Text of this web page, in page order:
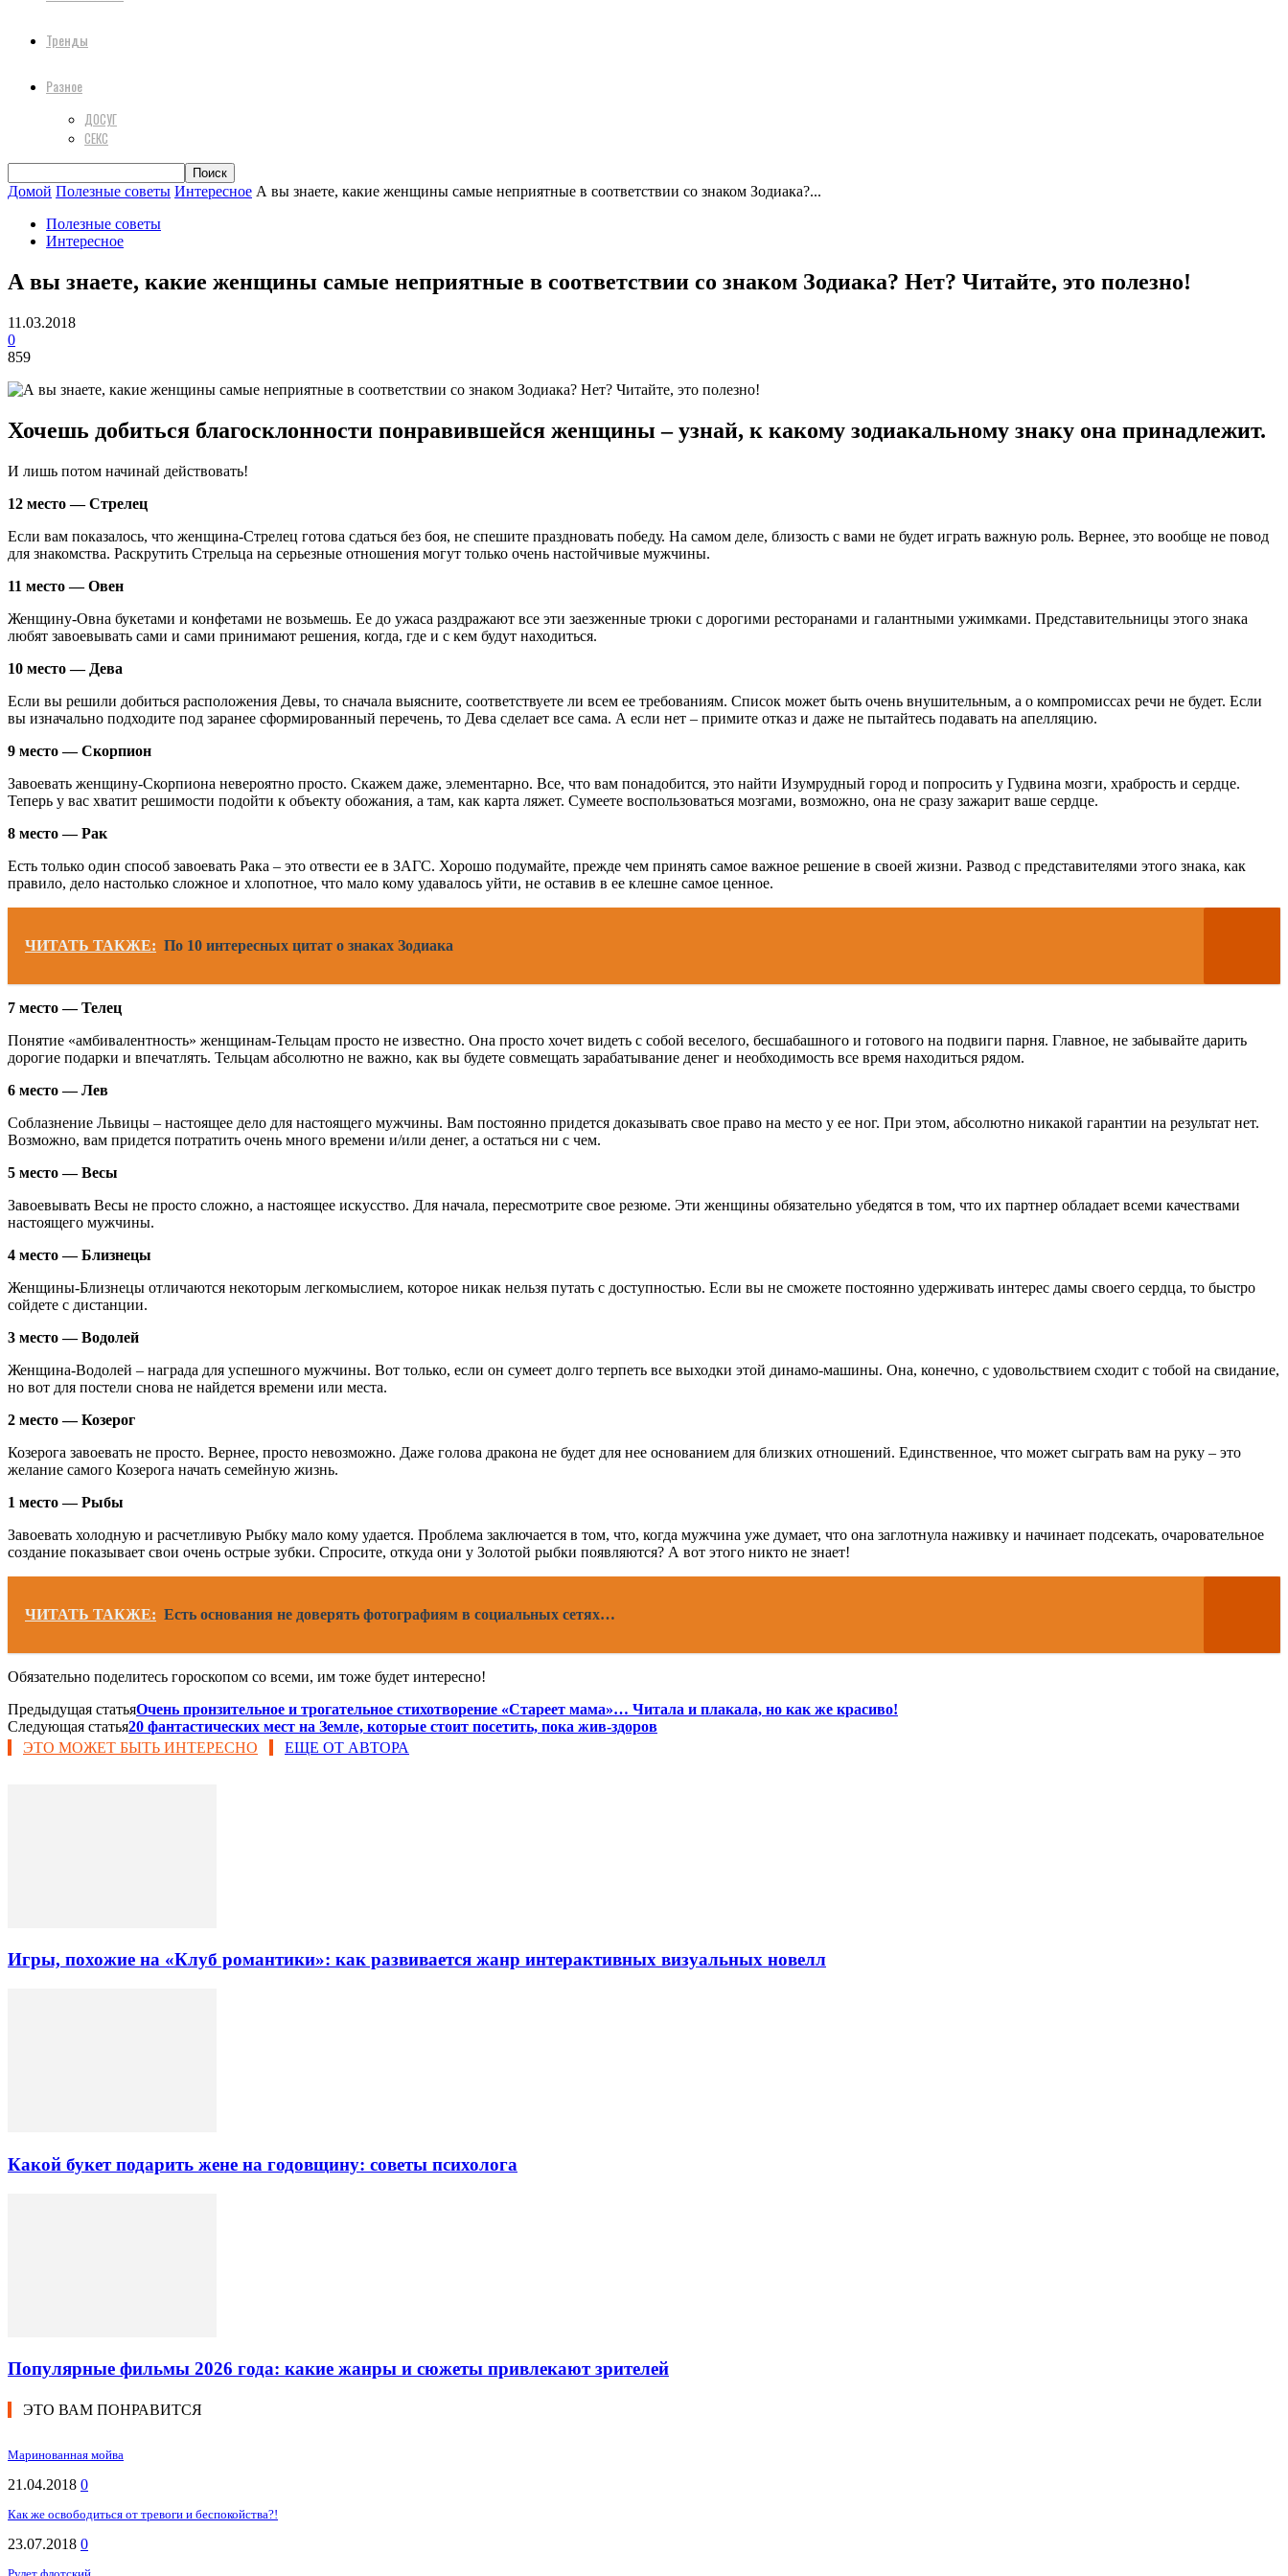
Тренды
Разное
ДОСУГ
СЕКС
Домой Полезные советы Интересное А вы знаете, какие женщины самые неприятные в соответствии со знаком Зодиака?...
Полезные советы
Интересное
А вы знаете, какие женщины самые неприятные в соответствии со знаком Зодиака? Нет? Читайте, это полезно!
11.03.2018
0
859
Хочешь добиться благосклонности понравившейся женщины – узнай, к какому зодиакальному знаку она принадлежит.
И лишь потом начинай действовать!
12 место — Стрелец
Если вам показалось, что женщина-Стрелец готова сдаться без боя, не спешите праздновать победу. На самом деле, близость с вами не будет играть важную роль. Вернее, это вообще не повод
для знакомства. Раскрутить Стрельца на серьезные отношения могут только очень настойчивые мужчины.
11 место — Овен
Женщину-Овна букетами и конфетами не возьмешь. Ее до ужаса раздражают все эти заезженные трюки с дорогими ресторанами и галантными ужимками. Представительницы этого знака
любят завоевывать сами и сами принимают решения, когда, где и с кем будут находиться.
10 место — Дева
Если вы решили добиться расположения Девы, то сначала выясните, соответствуете ли всем ее требованиям. Список может быть очень внушительным, а о компромиссах речи не будет. Если
вы изначально подходите под заранее сформированный перечень, то Дева сделает все сама. А если нет – примите отказ и даже не пытайтесь подавать на апелляцию.
9 место — Скорпион
Завоевать женщину-Скорпиона невероятно просто. Скажем даже, элементарно. Все, что вам понадобится, это найти Изумрудный город и попросить у Гудвина мозги, храбрость и сердце.
Теперь у вас хватит решимости подойти к объекту обожания, а там, как карта ляжет. Сумеете воспользоваться мозгами, возможно, она не сразу зажарит ваше сердце.
8 место — Рак
Есть только один способ завоевать Рака – это отвести ее в ЗАГС. Хорошо подумайте, прежде чем принять самое важное решение в своей жизни. Развод с представителями этого знака, как
правило, дело настолько сложное и хлопотное, что мало кому удавалось уйти, не оставив в ее клешне самое ценное.
ЧИТАТЬ ТАКЖЕ: По 10 интересных цитат о знаках Зодиака
7 место — Телец
Понятие «амбивалентность» женщинам-Тельцам просто не известно. Она просто хочет видеть с собой веселого, бесшабашного и готового на подвиги парня. Главное, не забывайте дарить
дорогие подарки и впечатлять. Тельцам абсолютно не важно, как вы будете совмещать зарабатывание денег и необходимость все время находиться рядом.
6 место — Лев
Соблазнение Львицы – настоящее дело для настоящего мужчины. Вам постоянно придется доказывать свое право на место у ее ног. При этом, абсолютно никакой гарантии на результат нет.
Возможно, вам придется потратить очень много времени и/или денег, а остаться ни с чем.
5 место — Весы
Завоевывать Весы не просто сложно, а настоящее искусство. Для начала, пересмотрите свое резюме. Эти женщины обязательно убедятся в том, что их партнер обладает всеми качествами
настоящего мужчины.
4 место — Близнецы
Женщины-Близнецы отличаются некоторым легкомыслием, которое никак нельзя путать с доступностью. Если вы не сможете постоянно удерживать интерес дамы своего сердца, то быстро
сойдете с дистанции.
3 место — Водолей
Женщина-Водолей – награда для успешного мужчины. Вот только, если он сумеет долго терпеть все выходки этой динамо-машины. Она, конечно, с удовольствием сходит с тобой на свидание,
но вот для постели снова не найдется времени или места.
2 место — Козерог
Козерога завоевать не просто. Вернее, просто невозможно. Даже голова дракона не будет для нее основанием для близких отношений. Единственное, что может сыграть вам на руку – это
желание самого Козерога начать семейную жизнь.
1 место — Рыбы
Завоевать холодную и расчетливую Рыбку мало кому удается. Проблема заключается в том, что, когда мужчина уже думает, что она заглотнула наживку и начинает подсекать, очаровательное
создание показывает свои очень острые зубки. Спросите, откуда они у Золотой рыбки появляются? А вот этого никто не знает!
ЧИТАТЬ ТАКЖЕ: Есть основания не доверять фотографиям в социальных сетях…
Обязательно поделитесь гороскопом со всеми, им тоже будет интересно!
Предыдущая статьяОчень пронзительное и трогательное стихотворение «Стареет мама»… Читала и плакала, но как же красиво!
Следующая статья20 фантастических мест на Земле, которые стоит посетить, пока жив-здоров
ЭТО МОЖЕТ БЫТЬ ИНТЕРЕСНО
ЕЩЕ ОТ АВТОРА
Игры, похожие на «Клуб романтики»: как развивается жанр интерактивных визуальных новелл
Какой букет подарить жене на годовщину: советы психолога
Популярные фильмы 2026 года: какие жанры и сюжеты привлекают зрителей
ЭТО ВАМ ПОНРАВИТСЯ
Маринованная мойва
21.04.2018 0
Как же освободиться от тревоги и беспокойства?!
23.07.2018 0